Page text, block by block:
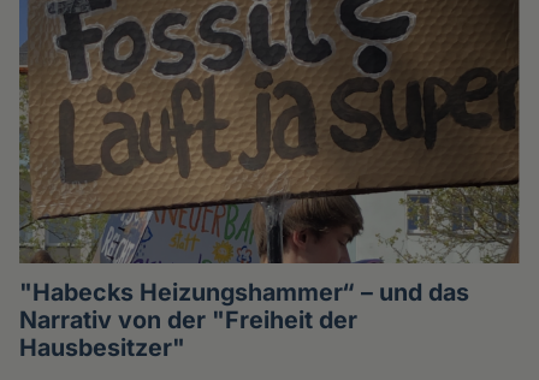
"Habecks Heizungshammer“ – und das
Narrativ von der "Freiheit der
Hausbesitzer"